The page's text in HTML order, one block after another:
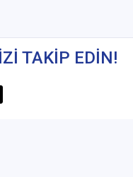
TAKİP EDİN!